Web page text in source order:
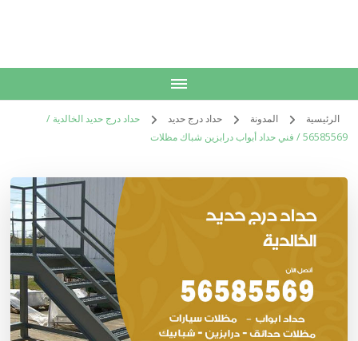
الرئيسية المدونة حداد درج حديد
حداد درج حديد الخالدية /
56585569 / فني حداد أبواب درابزين شباك مظلات